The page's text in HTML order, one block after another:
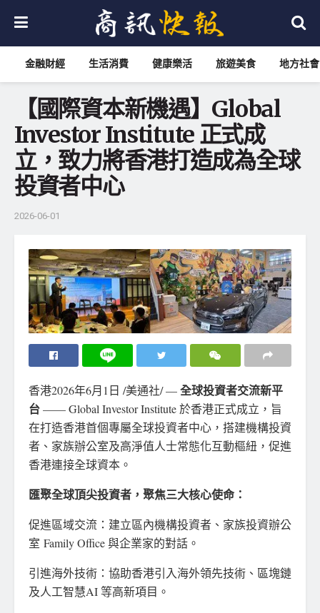
金融財經 生活消費 健康樂活 旅遊美食 地方社會
【國際資本新機遇】Global
Investor Institute 正式成
立，致力將香港打造成為全球
投資者中心
2026-06-01
香港2026年6月1日 /美通社/ —全球投資者交流新平
台—— Global Investor Institute 於香港正式成立，旨
在打造香港首個專屬全球投資者中心，搭建機構投資
者、家族辦公室及高淨值人士常態化互動樞紐，促進
香港連接全球資本。
匯聚全球頂尖投資者，聚焦三大核心使命：
促進區域交流：建立區內機構投資者、家族投資辦公
室 Family Office 與企業家的對話。
引進海外技術：協助香港引入海外領先技術、區塊鏈
及人工智慧AI 等高新項目。